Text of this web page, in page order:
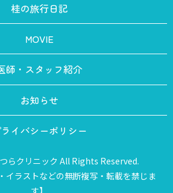
桂の旅行日記
MOVIE
師・スタッフ紹介
お知らせ
イバシーポリシー
らクリニック All Rights Reserved.
イラストなどの無断複写・転載を禁じま